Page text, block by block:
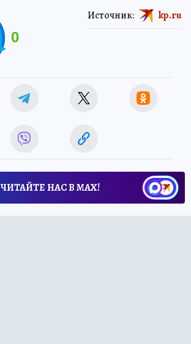
0
Источник: kp.ru
ЧИТАЙТЕ НАС В МАХ!